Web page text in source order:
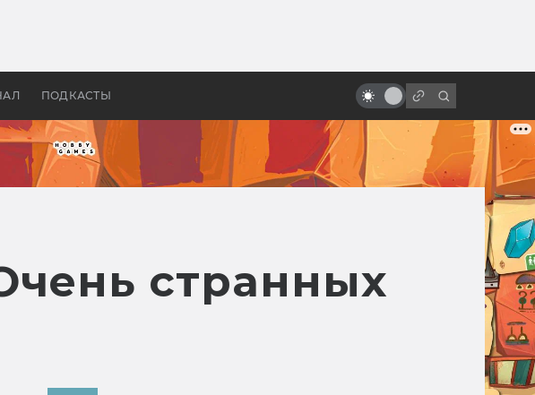
ПОДКАСТЫ
колец»
Сатана и Эминем
странных